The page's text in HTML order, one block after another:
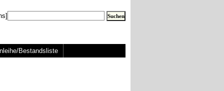
Bestandsliste